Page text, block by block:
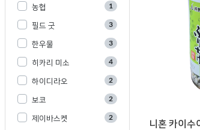
농협 1
필드 굿 3
한우물 3
히카리 미소 4
하이디라오 2
보코 2
제이바스켓 2
니혼 카이수